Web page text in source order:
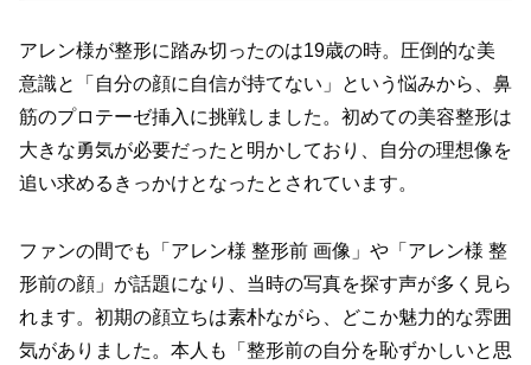
アレン様が整形に踏み切ったのは19歳の時。圧倒的な美
意識と「自分の顔に自信が持てない」という悩みから、鼻
筋のプロテーゼ挿入に挑戦しました。初めての美容整形は
大きな勇気が必要だったと明かしており、自分の理想像を
追い求めるきっかけとなったとされています。
ファンの間でも「アレン様 整形前 画像」や「アレン様 整
形前の顔」が話題になり、当時の写真を探す声が多く見ら
れます。初期の顔立ちは素朴ながら、どこか魅力的な雰囲
気がありました。本人も「整形前の自分を恥ずかしいと思